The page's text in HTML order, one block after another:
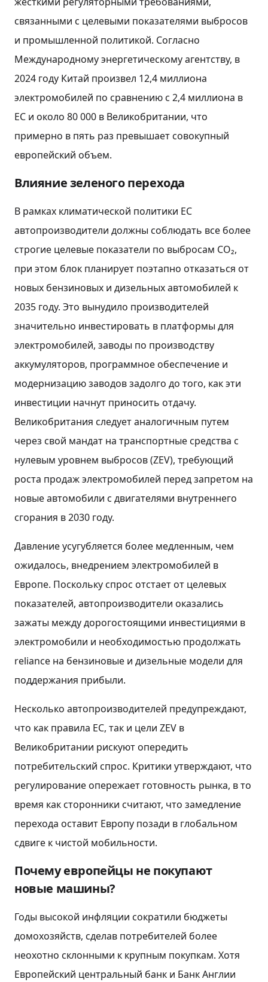
связанными с целевыми показателями выбросов
и промышленной политикой. Согласно
Международному энергетическому агентству, в
2024 году Китай произвел 12,4 миллиона
электромобилей по сравнению с 2,4 миллиона в
ЕС и около 80 000 в Великобритании, что
примерно в пять раз превышает совокупный
европейский объем.
Влияние зеленого перехода
В рамках климатической политики ЕС
автопроизводители должны соблюдать все более
строгие целевые показатели по выбросам CO₂,
при этом блок планирует поэтапно отказаться от
новых бензиновых и дизельных автомобилей к
2035 году. Это вынудило производителей
значительно инвестировать в платформы для
электромобилей, заводы по производству
аккумуляторов, программное обеспечение и
модернизацию заводов задолго до того, как эти
инвестиции начнут приносить отдачу.
Великобритания следует аналогичным путем
через свой мандат на транспортные средства с
нулевым уровнем выбросов (ZEV), требующий
роста продаж электромобилей перед запретом на
новые автомобили с двигателями внутреннего
сгорания в 2030 году.
Давление усугубляется более медленным, чем
ожидалось, внедрением электромобилей в
Европе. Поскольку спрос отстает от целевых
показателей, автопроизводители оказались
зажаты между дорогостоящими инвестициями в
электромобили и необходимостью продолжать
reliance на бензиновые и дизельные модели для
поддержания прибыли.
Несколько автопроизводителей предупреждают,
что как правила ЕС, так и цели ZEV в
Великобритании рискуют опередить
потребительский спрос. Критики утверждают, что
регулирование опережает готовность рынка, в то
время как сторонники считают, что замедление
перехода оставит Европу позади в глобальном
сдвиге к чистой мобильности.
Почему европейцы не покупают
новые машины?
Годы высокой инфляции сократили бюджеты
домохозяйств, сделав потребителей более
неохотно склонными к крупным покупкам. Хотя
Европейский центральный банк и Банк Англии